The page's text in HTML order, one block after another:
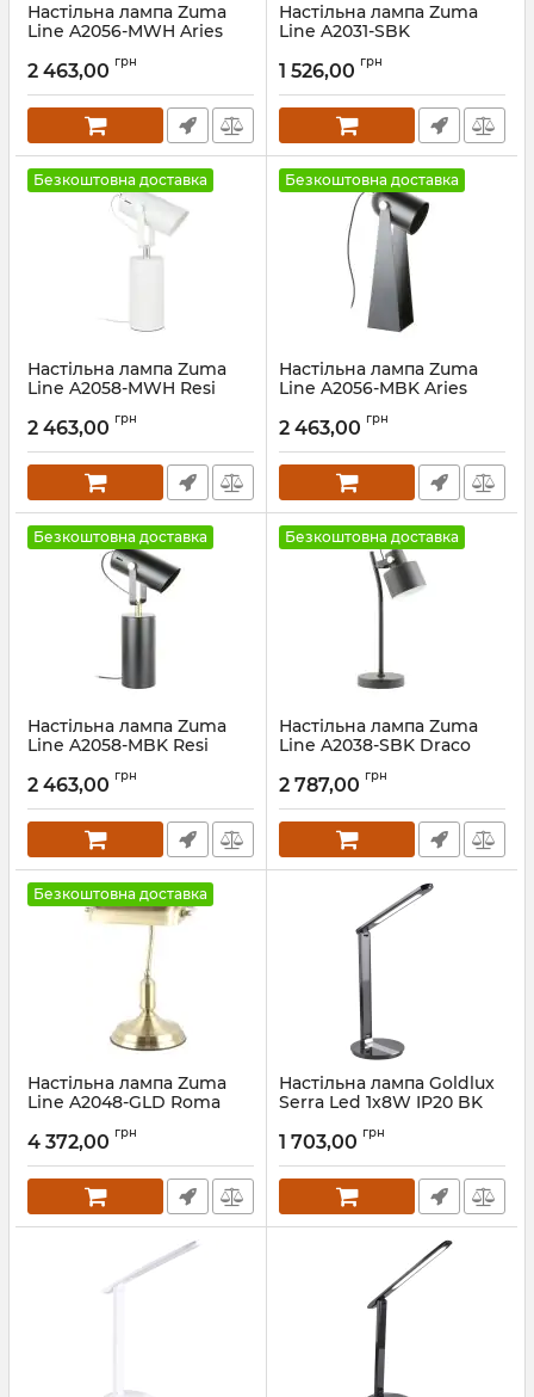
Настільна лампа Zuma
Line A2056-MWH Aries
2 463,00 грн
Настільна лампа Zuma
Line A2031-SBK
1 526,00 грн
Безкоштовна доставка
Настільна лампа Zuma
Line A2058-MWH Resi
2 463,00 грн
Безкоштовна доставка
Настільна лампа Zuma
Line A2056-MBK Aries
2 463,00 грн
Безкоштовна доставка
Настільна лампа Zuma
Line A2058-MBK Resi
2 463,00 грн
Безкоштовна доставка
Настільна лампа Zuma
Line A2038-SBK Draco
2 787,00 грн
Безкоштовна доставка
Настільна лампа Zuma
Line A2048-GLD Roma
4 372,00 грн
Настільна лампа Goldlux
Serra Led 1x8W IP20 BK
1 703,00 грн